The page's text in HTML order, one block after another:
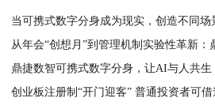
当可携式数字分身成为现实，创造不同场
从年会“创想月”到管理机制实验性革新：
鼎捷数智可携式数字分身，让AI与人共生
创业板注册制“开门迎客” 普通投资者可借